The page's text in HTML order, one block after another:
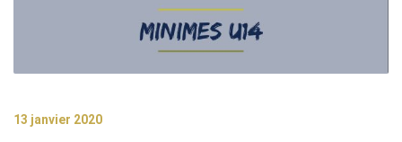
13 janvier 2020